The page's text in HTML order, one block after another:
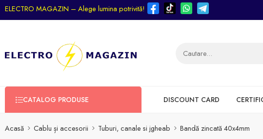
ELECTRO MAGAZIN – Alege lumina potrivită!
CATALOG PRODUSE DISCOUNT CARD
Acasă Cablu și accesorii Tuburi, canale si jgheab Bandă zincată 40x4mm